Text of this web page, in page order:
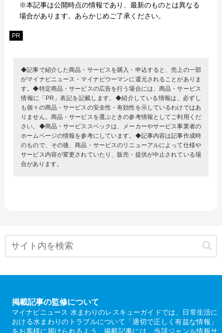
※本記事は公開時点の情報であり、最新のものとは異なる
場合があります。あらかじめご了承ください。
PR
◆記事で紹介した商品・サービスを購入・申込すると、売上の一部
がマイナビニュース・マイナビウーマンに還元されることがありま
す。◆特定商品・サービスの広告を行う場合には、商品・サービス
情報に「PR」表記を記載します。◆紹介している情報は、必ずし
も個々の商品・サービスの安全性・有効性を示しているわけではあ
りません。商品・サービスを選ぶときの参考情報としてご利用くだ
さい。◆商品・サービススペックは、メーカーやサービス事業者の
ホームページの情報を参考にしています。◆記事内容は記事作成時
のもので、その後、商品・サービスのリニューアルによって仕様や
サービス内容が変更されていたり、販売・提供が中止されている場
合があります。
掲載記事の監修について
マイナビニュース 水まわりのレスキューガイドでは、日常生活に
おける水まわりのトラブルについて「適切で正しく有益な情報」
をお客様に届けられるよう、掲載記事には、当該ジャンル情報サ